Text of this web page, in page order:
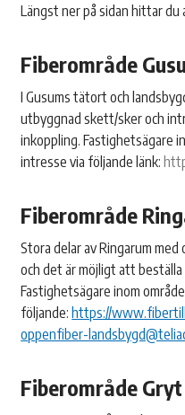
Längst ner på sidan hittar du
Fiberområde
I Gusums tätort och
utbyggnad skett/sker och
inkoppling. Fastighetsägare
intresse via följande länk:
Fiberområde
Stora delar av Ringarum
och det är möjligt att
Fastighetsägare inom
följande: https://
oppenfiber-
Fiberområde Gryt